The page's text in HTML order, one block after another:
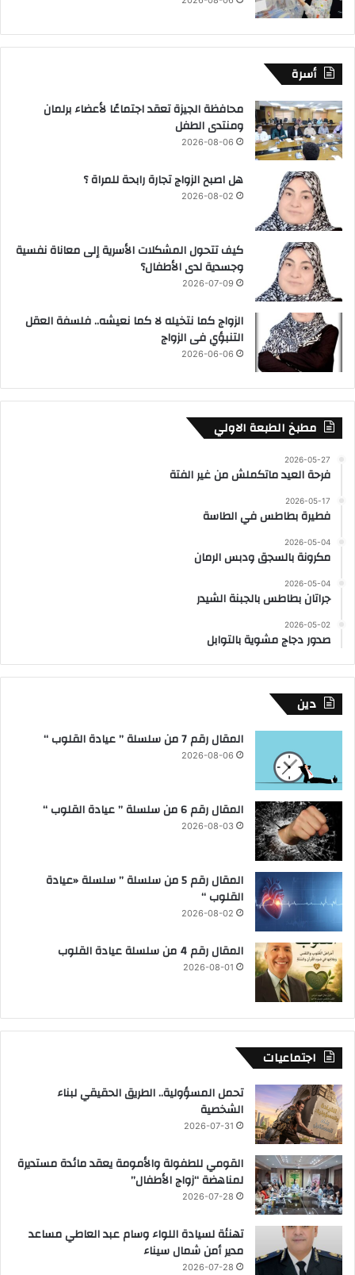
أسرة
محافظة الجيزة تعقد اجتماعًا لأعضاء برلمان
ومنتدى الطفل
2026-08-06
هل اصبح الزواج تجارة رابحة للمراة ؟
2026-08-02
كيف تتحول المشكلات الأسرية إلى معاناة نفسية
وجسدية لدى الأطفال؟
2026-07-09
الزواج كما نتخيله لا كما نعيشه.. فلسفة العقل
التنبؤي فى الزواج
2026-06-06
مطبخ الطبعة الاولي
2026-05-27
فرحة العيد ماتكملش من غير الفتة
2026-05-17
فطيرة بطاطس في الطاسة
2026-05-04
مكرونة بالسجق ودبس الرمان
2026-05-04
جراتان بطاطس بالجبنة الشيدر
2026-05-02
صدور دجاج مشوية بالتوابل
دين
المقال رقم 7 من سلسلة ” عيادة القلوب “
2026-08-06
المقال رقم 6 من سلسلة ” عيادة القلوب “
2026-08-03
المقال رقم 5 من سلسلة ” سلسلة «عيادة
القلوب “
2026-08-02
المقال رقم 4 من سلسلة عيادة القلوب
2026-08-01
اجتماعيات
تحمل المسؤولية.. الطريق الحقيقي لبناء
الشخصية
2026-07-31
القومي للطفولة والأمومة يعقد مائدة مستديرة
لمناهضة “زواج الأطفال”
2026-07-28
تهنئة لسيادة اللواء وسام عبد العاطي مساعد
مدير أمن شمال سيناء
2026-07-28